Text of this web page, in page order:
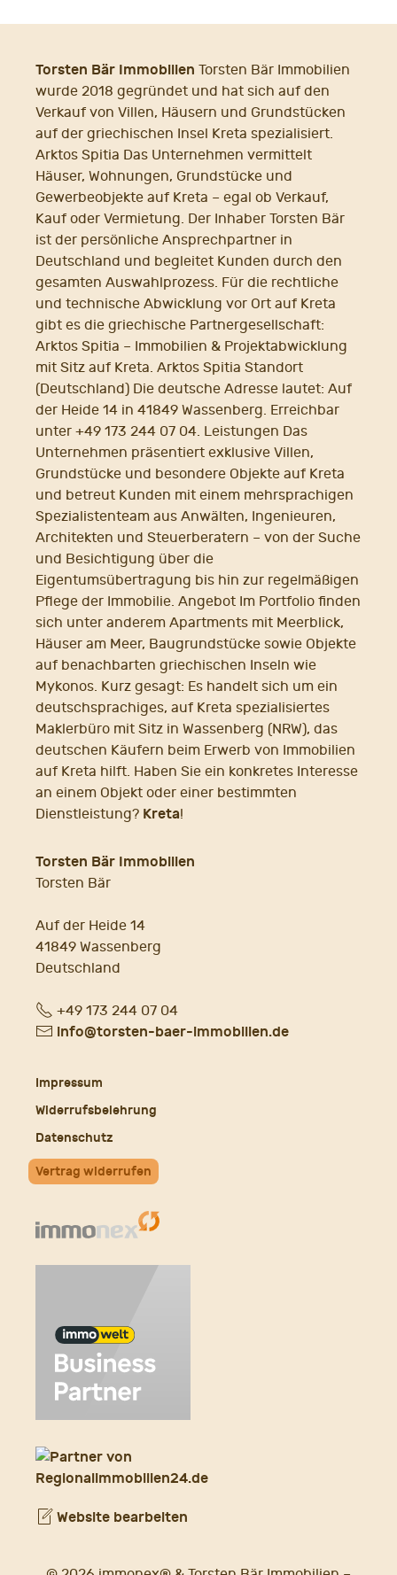
Torsten Bär Immobilien Torsten Bär Immobilien
wurde 2018 gegründet und hat sich auf den
Verkauf von Villen, Häusern und Grundstücken
auf der griechischen Insel Kreta spezialisiert.
Arktos Spitia Das Unternehmen vermittelt
Häuser, Wohnungen, Grundstücke und
Gewerbeobjekte auf Kreta – egal ob Verkauf,
Kauf oder Vermietung. Der Inhaber Torsten Bär
ist der persönliche Ansprechpartner in
Deutschland und begleitet Kunden durch den
gesamten Auswahlprozess. Für die rechtliche
und technische Abwicklung vor Ort auf Kreta
gibt es die griechische Partnergesellschaft:
Arktos Spitia – Immobilien & Projektabwicklung
mit Sitz auf Kreta. Arktos Spitia Standort
(Deutschland) Die deutsche Adresse lautet: Auf
der Heide 14 in 41849 Wassenberg. Erreichbar
unter +49 173 244 07 04. Leistungen Das
Unternehmen präsentiert exklusive Villen,
Grundstücke und besondere Objekte auf Kreta
und betreut Kunden mit einem mehrsprachigen
Spezialistenteam aus Anwälten, Ingenieuren,
Architekten und Steuerberatern – von der Suche
und Besichtigung über die
Eigentumsübertragung bis hin zur regelmäßigen
Pflege der Immobilie. Angebot Im Portfolio finden
sich unter anderem Apartments mit Meerblick,
Häuser am Meer, Baugrundstücke sowie Objekte
auf benachbarten griechischen Inseln wie
Mykonos. Kurz gesagt: Es handelt sich um ein
deutschsprachiges, auf Kreta spezialisiertes
Maklerbüro mit Sitz in Wassenberg (NRW), das
deutschen Käufern beim Erwerb von Immobilien
auf Kreta hilft. Haben Sie ein konkretes Interesse
an einem Objekt oder einer bestimmten
Dienstleistung? Kreta!
Torsten Bär Immobilien
Torsten Bär
Auf der Heide 14
41849 Wassenberg
Deutschland
Fon+49 173 244 07 04
E- info@torsten-baer-immobilien.de
Impressum
Widerrufsbelehrung
Datenschutz
Vertrag widerrufen
Website bearbeiten